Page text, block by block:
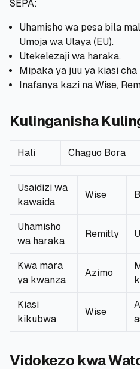
SEPA:
Uhamisho wa pesa bila
Umoja wa Ulaya (EU).
Utekelezaji wa haraka.
Mipaka ya juu ya kiasi
Inafanya kazi na Wise,
Kulinganisha
Hali Chaguo Bora
Usaidizi wa
kawaida
Wise
Uhamisho
wa haraka
Remitly
Kwa mara
ya kwanza
Azimo
Kiasi
kikubwa
Wise
Vidokezo kwa